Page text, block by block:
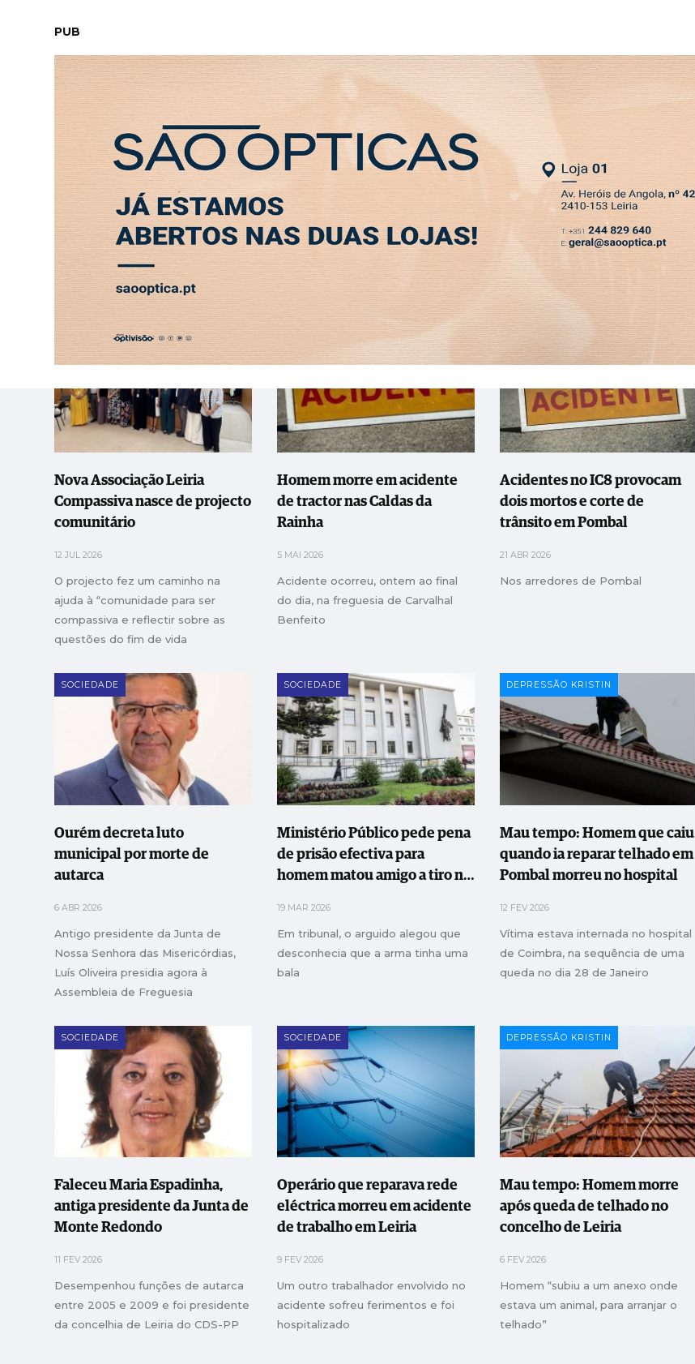
PUB
ENTREVISTA SOCIEDADE SAÚDE ECONOMIA DESPORTO VIVER OPINIÃO CLASSIFICADOS
Tag:morte
Nova Associação Leiria
Compassiva nasce de projecto
comunitário
12 JUL 2026
O projecto fez um caminho na
ajuda à “comunidade para ser
compassiva e reflectir sobre as
questões do fim de vida
Homem morre em acidente
de tractor nas Caldas da
Rainha
5 MAI 2026
Acidente ocorreu, ontem ao final
do dia, na freguesia de Carvalhal
Benfeito
Acidentes no IC8 provocam
dois mortos e corte de
trânsito em Pombal
21 ABR 2026
Nos arredores de Pombal
SOCIEDADE
Ourém decreta luto
municipal por morte de
autarca
6 ABR 2026
Antigo presidente da Junta de
Nossa Senhora das Misericórdias,
Luís Oliveira presidia agora à
Assembleia de Freguesia
SOCIEDADE
Ministério Público pede pena
de prisão efectiva para
homem matou amigo a tiro na
19 MAR 2026
Em tribunal, o arguido alegou que
desconhecia que a arma tinha uma
bala
DEPRESSÃO KRISTIN
Mau tempo: Homem que caiu
quando ia reparar telhado em
Pombal morreu no hospital
12 FEV 2026
Vítima estava internada no hospital
de Coimbra, na sequência de uma
queda no dia 28 de Janeiro
SOCIEDADE
Faleceu Maria Espadinha,
antiga presidente da Junta de
Monte Redondo
11 FEV 2026
Desempenhou funções de autarca
entre 2005 e 2009 e foi presidente
da concelhia de Leiria do CDS-PP
SOCIEDADE
Operário que reparava rede
eléctrica morreu em acidente
de trabalho em Leiria
9 FEV 2026
Um outro trabalhador envolvido no
acidente sofreu ferimentos e foi
hospitalizado
DEPRESSÃO KRISTIN
Mau tempo: Homem morre
após queda de telhado no
concelho de Leiria
6 FEV 2026
Homem “subiu a um anexo onde
estava um animal, para arranjar o
telhado”